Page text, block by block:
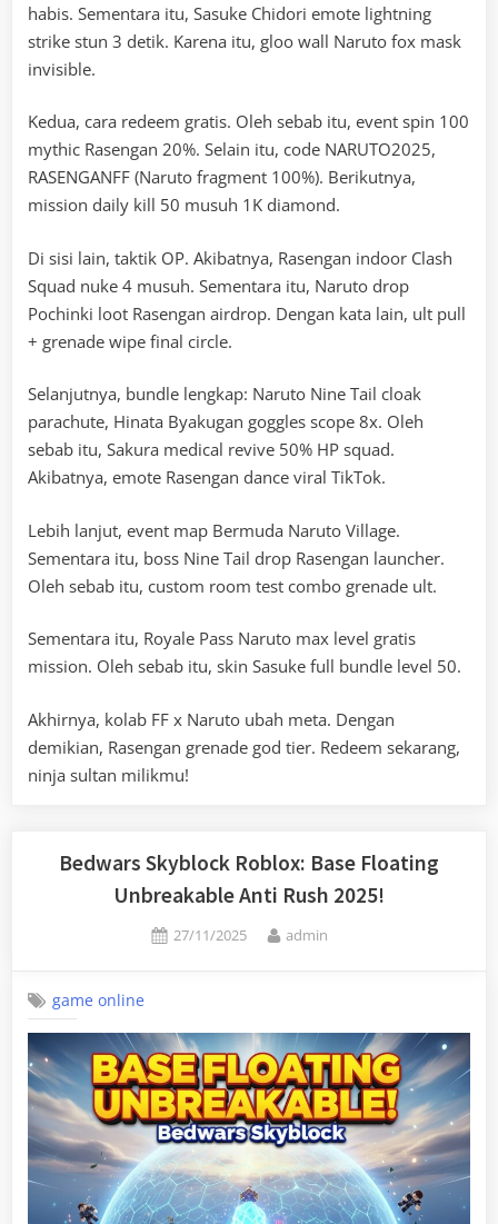
habis. Sementara itu, Sasuke Chidori emote lightning
strike stun 3 detik. Karena itu, gloo wall Naruto fox mask
invisible.
Kedua, cara redeem gratis. Oleh sebab itu, event spin 100
mythic Rasengan 20%. Selain itu, code NARUTO2025,
RASENGANFF (Naruto fragment 100%). Berikutnya,
mission daily kill 50 musuh 1K diamond.
Di sisi lain, taktik OP. Akibatnya, Rasengan indoor Clash
Squad nuke 4 musuh. Sementara itu, Naruto drop
Pochinki loot Rasengan airdrop. Dengan kata lain, ult pull
+ grenade wipe final circle.
Selanjutnya, bundle lengkap: Naruto Nine Tail cloak
parachute, Hinata Byakugan goggles scope 8x. Oleh
sebab itu, Sakura medical revive 50% HP squad.
Akibatnya, emote Rasengan dance viral TikTok.
Lebih lanjut, event map Bermuda Naruto Village.
Sementara itu, boss Nine Tail drop Rasengan launcher.
Oleh sebab itu, custom room test combo grenade ult.
Sementara itu, Royale Pass Naruto max level gratis
mission. Oleh sebab itu, skin Sasuke full bundle level 50.
Akhirnya, kolab FF x Naruto ubah meta. Dengan
demikian, Rasengan grenade god tier. Redeem sekarang,
ninja sultan milikmu!
Bedwars Skyblock Roblox: Base Floating
Unbreakable Anti Rush 2025!
Posted
27/11/2025 By
admin
game online